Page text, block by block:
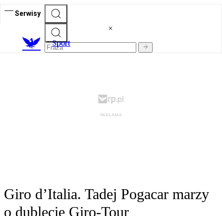
Serwisy
Sport
Giro d’Italia. Tadej Pogacar marzy
o dublecie Giro-Tour